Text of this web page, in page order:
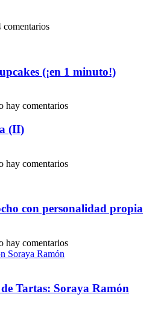
comentarios
(¡en 1 minuto!)
hay comentarios
(II)
hay comentarios
con personalidad propia
hay comentarios
Tartas: Soraya Ramón